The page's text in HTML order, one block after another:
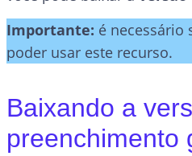
Importante: é necessário
poder usar este recurso.
Baixando a
preenchimento